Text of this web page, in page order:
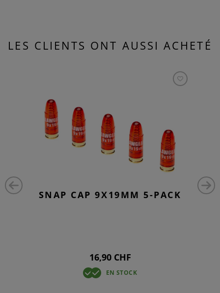
LES CLIENTS ONT AUSSI ACHETÉ
SNAP CAP 9X19MM 5-PACK
16,90 CHF
EN STOCK